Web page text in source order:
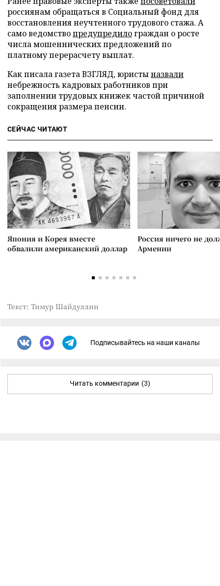
россиянам обращаться в Социальный фонд для
восстановления неучтенного трудового стажа. А
само ведомствопредупредилограждан о росте
числа мошеннических предложений по
платному перерасчету выплат.
Как писала газета ВЗГЛЯД, юристыназвали
небрежность кадровых работников при
заполнении трудовых книжек частой причиной
сокращения размера пенсии.
СЕЙЧАС ЧИТАЮТ
Япония и Корея вместе
обвалили американский доллар
Россия ничего не
Армении
Текст: Тимур Шайдуллин
Подписывайтесь на наши каналы
Читать комментарии (3)